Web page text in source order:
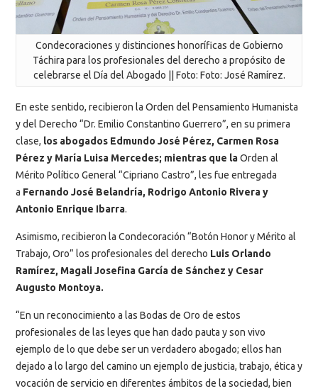
Condecoraciones y distinciones honoríficas de Gobierno
Táchira para los profesionales del derecho a propósito de
celebrarse el Día del Abogado || Foto: Foto: José Ramírez.
En este sentido, recibieron la Orden del Pensamiento Humanista
y del Derecho “Dr. Emilio Constantino Guerrero”, en su primera
clase, los abogados Edmundo José Pérez, Carmen Rosa
Pérez y María Luisa Mercedes; mientras que laOrden al
Mérito Político General “Cipriano Castro”, les fue entregada
a Fernando José Belandría, Rodrigo Antonio Rivera y
Antonio Enrique Ibarra.
Asimismo, recibieron la Condecoración “Botón Honor y Mérito al
Trabajo, Oro” los profesionales del derecho Luis Orlando
Ramírez, Magali Josefina García de Sánchez y Cesar
Augusto Montoya.
“En un reconocimiento a las Bodas de Oro de estos
profesionales de las leyes que han dado pauta y son vivo
ejemplo de lo que debe ser un verdadero abogado; ellos han
dejado a lo largo del camino un ejemplo de justicia, trabajo, ética y
vocación de servicio en diferentes ámbitos de la sociedad, bien